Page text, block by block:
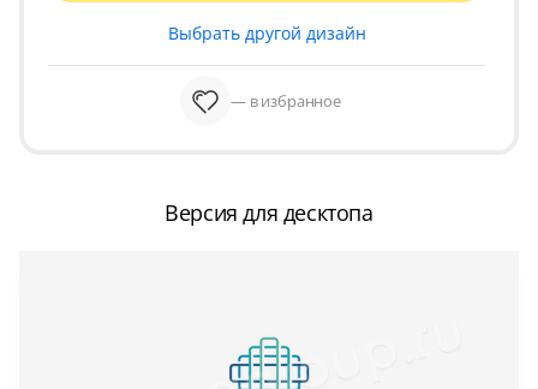
Выбрать другой дизайн
— в избранное
Версия для десктопа